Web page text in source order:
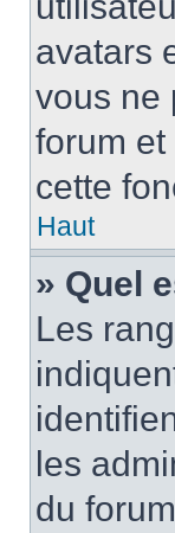
avatars
vous ne
forum
cette
Haut
» Quel
Les
les
du